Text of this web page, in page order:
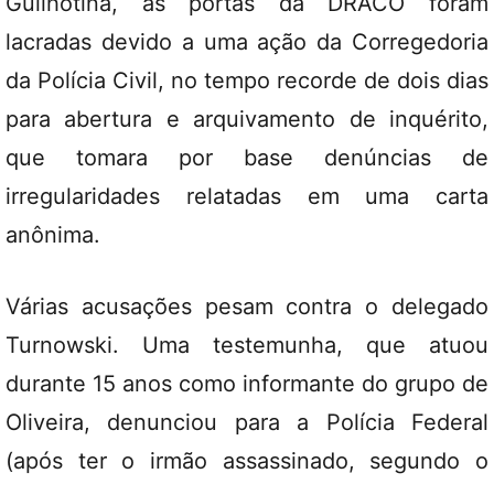
lacradas devido a uma ação da Corregedoria
da Polícia Civil, no tempo recorde de dois dias
para abertura e arquivamento de inquérito,
que tomara por base denúncias de
irregularidades relatadas em uma carta
anônima.
Várias acusações pesam contra o delegado
Turnowski. Uma testemunha, que atuou
durante 15 anos como informante do grupo de
Oliveira, denunciou para a Polícia Federal
(após ter o irmão assassinado, segundo o